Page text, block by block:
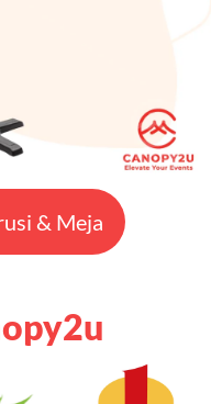
& Meja